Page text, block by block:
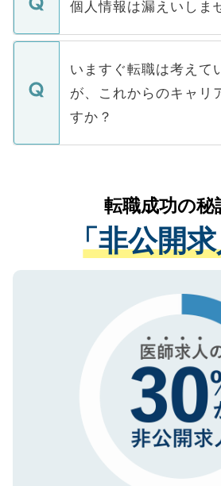
■応募殺到を避けるため
関を公にしてしまうと、
に、医療機関が求める条
みを人材紹介会社に依頼
ています。
定を承諾する必要はあり
の辞退の連絡はキャリア
個人情報は漏えいしま
個人情報が漏えいするこ
で、ご安心ください。当
などで収集したご登録者
ご本人のキャリアアップ
支援を目的に使用いたし
ているすべての個人デー
は、個人情報の取り扱い
管理基準を満たした事業
る、プライバシーマーク
で、機密保持に関しても
いますぐ転職は考えて
が、これからのキャリ
すか？
かがいして、現在の医療
経験をまじえながら、適
させていただきます。す
ない方には、長期的なサ
ので、まずはご登録くだ
転職成功の秘
「非公開求